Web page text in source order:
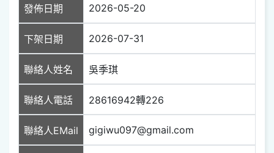
發佈日期 2026-05-20
下架日期 2026-07-31
聯絡人姓名 吳季琪
聯絡人電話 28616942轉226
聯絡人EMail gigiwu097@gmail.com